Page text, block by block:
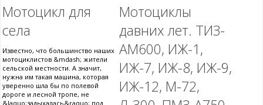
Мотоцикл для
села
Известно, что большинство наших
мотоциклистов &mdash; жители
сельской местности. А значит,
нужна им такая машина, которая
уверенно шла бы по полевой
дороге и лесной тропе, не
&laquo;задыхалась&raquo; под
Мотоциклы
давних лет. ТИЗ-
АМ600, ИЖ-1,
ИЖ-7, ИЖ-8, ИЖ-9,
ИЖ-12, М-72,